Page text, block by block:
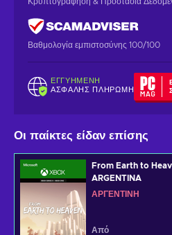
Βαθμολογία εμπιστοσύνης 100/100
ΕΓΓΥΗΜΈΝΗ
ΑΣΦΑΛΉΣ ΠΛΗΡΩΜΉ
Οι παίκτες είδαν επίσης
From Earth to
ARGENTINA
ΑΡΓΕΝΤΊΝΗ
Από